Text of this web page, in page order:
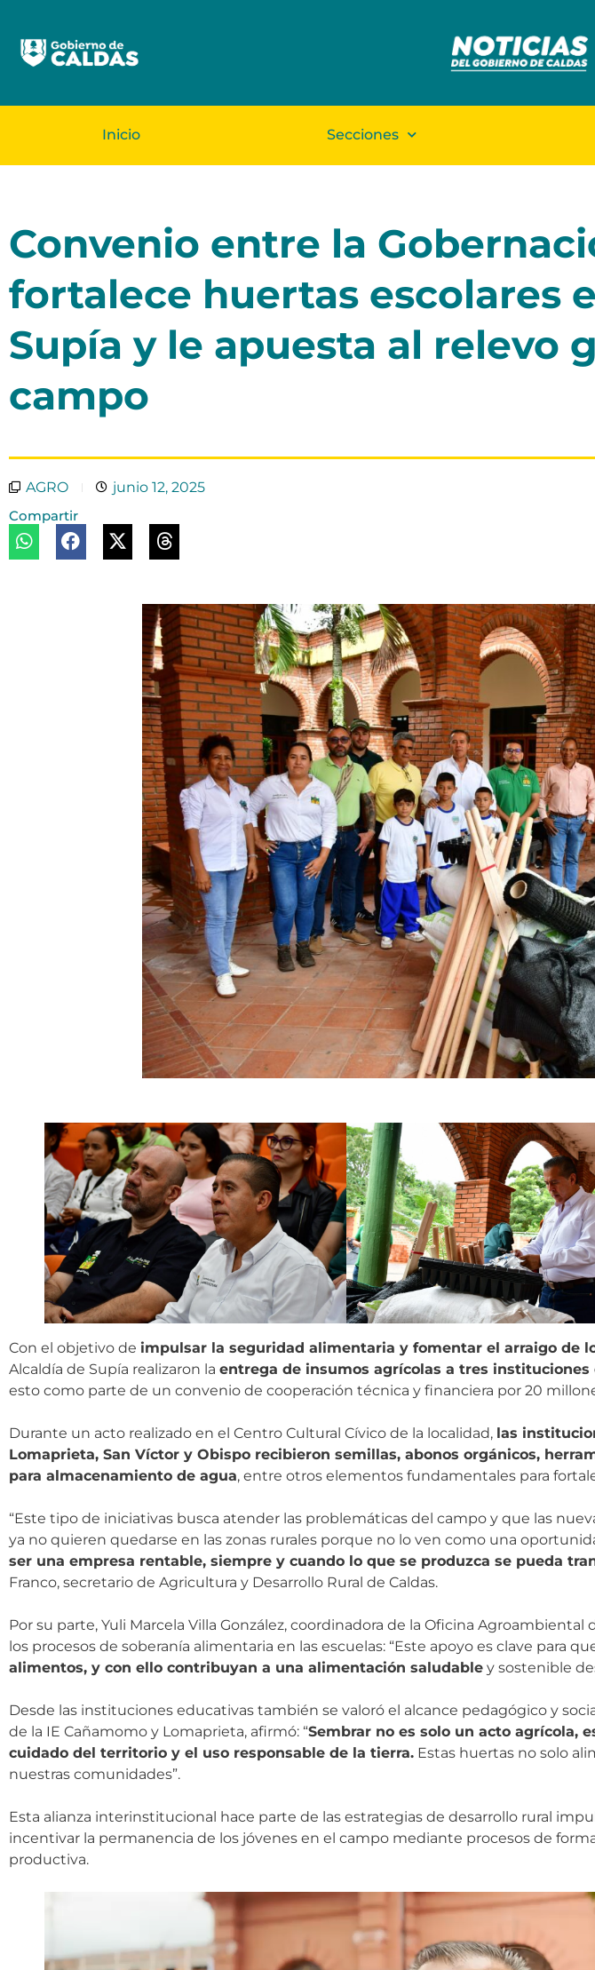
Inicio Secciones
Convenio entre la
fortalece huertas escolares
Supía y le apuesta al relevo
campo
AGRO
junio 12, 2025
Compartir
Con el objetivo de impulsar la seguridad alimentaria y fomentar el arraigo de
Alcaldía de Supía realizaron la entrega de insumos agrícolas a tres
esto como parte de un convenio de cooperación técnica y financiera por 20
Durante un acto realizado en el Centro Cultural Cívico de la localidad, las
Lomaprieta, San Víctor y Obispo recibieron semillas, abonos orgánicos,
para almacenamiento de agua, entre otros elementos fundamentales para
“Este tipo de iniciativas busca atender las problemáticas del campo y que las
ya no quieren quedarse en las zonas rurales porque no lo ven como una
ser una empresa rentable, siempre y cuando lo que se produzca se pueda
Franco, secretario de Agricultura y Desarrollo Rural de Caldas.
Por su parte, Yuli Marcela Villa González, coordinadora de la Oficina
los procesos de soberanía alimentaria en las escuelas: “Este apoyo es clave para
alimentos, y con ello contribuyan a una alimentación saludable y sostenible
Desde las instituciones educativas también se valoró el alcance pedagógico y
de la IE Cañamomo y Lomaprieta, afirmó: “Sembrar no es solo un acto agrícola,
cuidado del territorio y el uso responsable de la tierra. Estas huertas no solo
nuestras comunidades”.
Esta alianza interinstitucional hace parte de las estrategias de desarrollo rural
incentivar la permanencia de los jóvenes en el campo mediante procesos de
productiva.